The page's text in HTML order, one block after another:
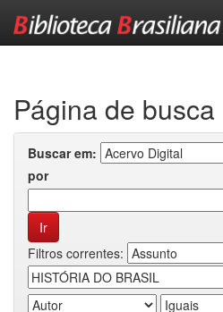
Página de busca
Buscar em:
por
Filtros correntes: